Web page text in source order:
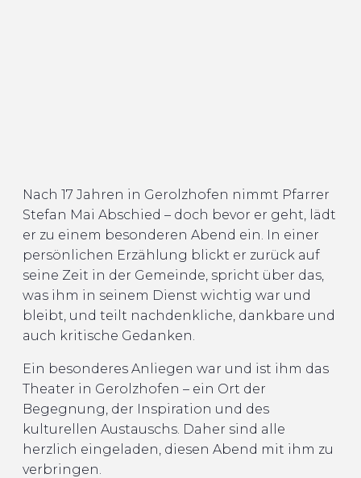
Nach 17 Jahren in Gerolzhofen nimmt Pfarrer
Stefan Mai Abschied – doch bevor er geht, lädt
er zu einem besonderen Abend ein. In einer
persönlichen Erzählung blickt er zurück auf
seine Zeit in der Gemeinde, spricht über das,
was ihm in seinem Dienst wichtig war und
bleibt, und teilt nachdenkliche, dankbare und
auch kritische Gedanken.
Ein besonderes Anliegen war und ist ihm das
Theater in Gerolzhofen – ein Ort der
Begegnung, der Inspiration und des
kulturellen Austauschs. Daher sind alle
herzlich eingeladen, diesen Abend mit ihm zu
verbringen.